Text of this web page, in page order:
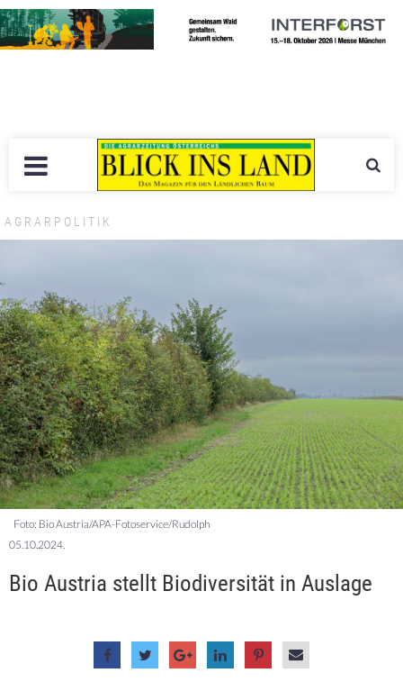
AGRARPOLITIK
Foto: Bio Austria/APA-Fotoservice/Rudolph
05.10.2024.
Bio Austria stellt Biodiversität in Auslage